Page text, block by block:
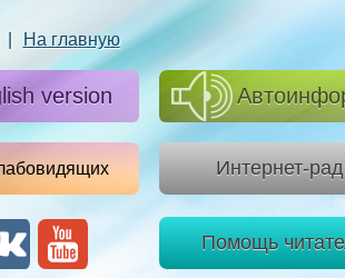
На главную
version
Интернет-
Помощь